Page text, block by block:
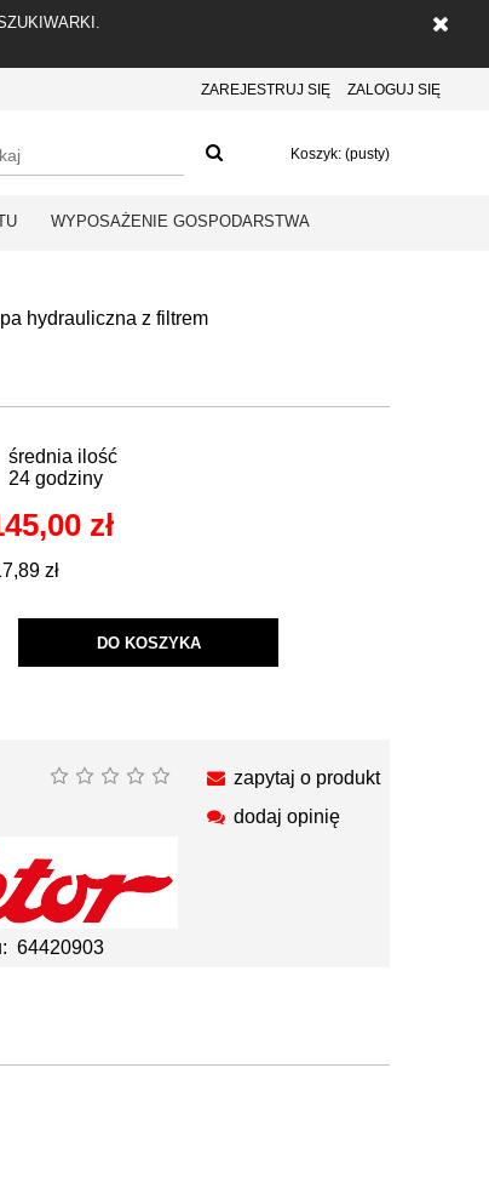
ZAREJESTRUJ SIĘ ZALOGUJ SIĘ
Koszyk: (pusty)
WYPOSAŻENIE GOSPODARSTWA
hydrauliczna z filtrem
średnia ilość
24 godziny
zł
zł
DO KOSZYKA
64420903
zapytaj o produkt
dodaj opinię